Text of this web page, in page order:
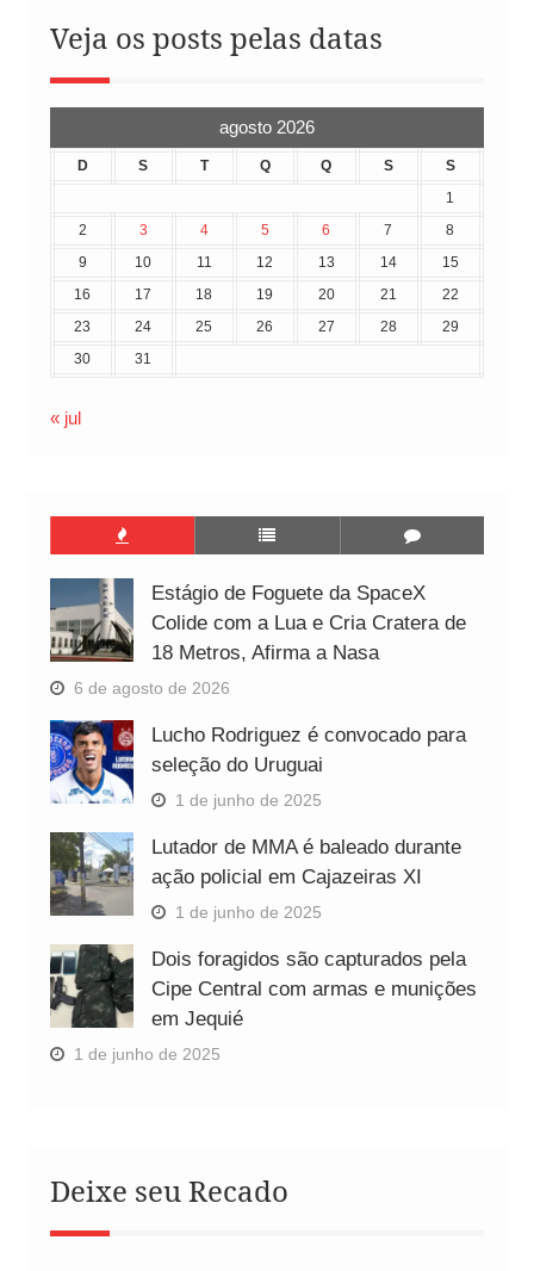
Veja os posts pelas datas
agosto 2026
D S T Q Q S
S
1
2
3 4 5 6 7
8
9
10 11 12 13 14
15
16
17 18 19 20 21
22
23
24 25 26 27 28
29
30
31
« jul
Estágio de Foguete da SpaceX
Colide com a Lua e Cria Cratera de
18 Metros, Afirma a Nasa
6 de agosto de 2026
Lucho Rodriguez é convocado para
seleção do Uruguai
1 de junho de 2025
Lutador de MMA é baleado durante
ação policial em Cajazeiras XI
1 de junho de 2025
Dois foragidos são capturados pela
Cipe Central com armas e munições
em Jequié
1 de junho de 2025
Deixe seu Recado